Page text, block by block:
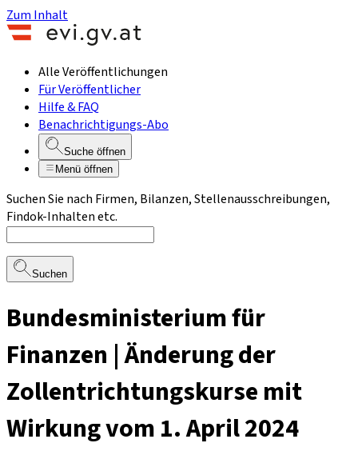
Zum Inhalt
Alle Veröffentlichungen
Für Veröffentlicher
Hilfe & FAQ
Benachrichtigungs-Abo
Suche öffnen
Menü öffnen
Suchen Sie nach Firmen, Bilanzen, Stellenausschreibungen,
Findok-Inhalten etc.
Suchen
Bundesministerium für
Finanzen | Änderung der
Zollentrichtungskurse mit
Wirkung vom 1. April 2024